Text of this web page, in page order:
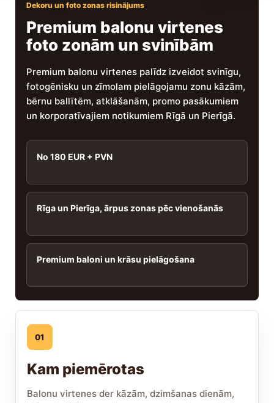
Dekoru un foto zonas risinājums
Premium balonu virtenes
foto zonām un svinībām
Premium balonu virtenes palīdz izveidot svinīgu,
fotogēnisku un zīmolam pielāgojamu zonu kāzām,
bērnu ballītēm, atklāšanām, promo pasākumiem
un korporatīvajiem notikumiem Rīgā un Pierīgā.
No 180 EUR + PVN
Rīga un Pierīga, ārpus zonas pēc vienošanās
Premium baloni un krāsu pielāgošana
01
Kam piemērotas
Balonu virtenes der kāzām, dzimšanas dienām,